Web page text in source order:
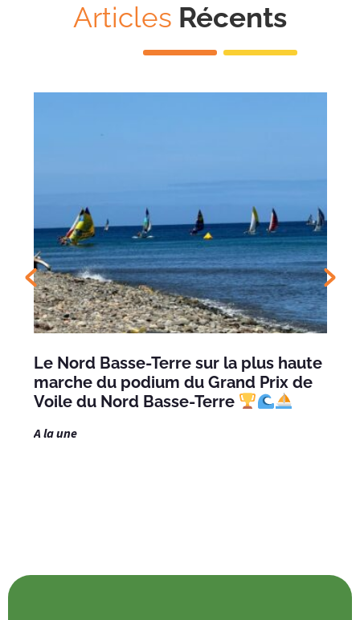
Articles Récents
A la une
Le Nord Basse-Terre sur la plus haute
marche du podium du Grand Prix de
Voile du Nord Basse-Terre